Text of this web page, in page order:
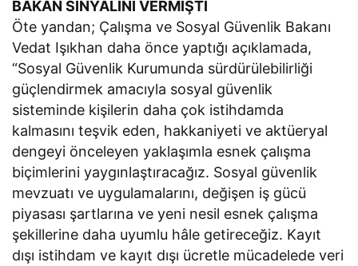
BAKAN SİNYALİNİ VERMİŞTİ
Öte yandan; Çalışma ve Sosyal Güvenlik Bakanı
Vedat Işıkhan daha önce yaptığı açıklamada,
“Sosyal Güvenlik Kurumunda sürdürülebilirliği
güçlendirmek amacıyla sosyal güvenlik
sisteminde kişilerin daha çok istihdamda
kalmasını teşvik eden, hakkaniyeti ve aktüeryal
dengeyi önceleyen yaklaşımla esnek çalışma
biçimlerini yaygınlaştıracağız. Sosyal güvenlik
mevzuatı ve uygulamalarını, değişen iş gücü
piyasası şartlarına ve yeni nesil esnek çalışma
şekillerine daha uyumlu hâle getireceğiz. Kayıt
dışı istihdam ve kayıt dışı ücretle mücadelede veri